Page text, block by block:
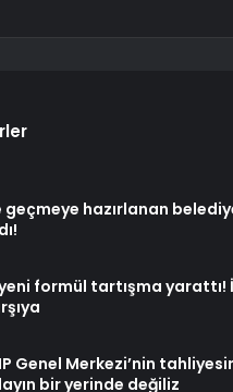
geçmeye hazırlanan
formül tartışma yarattı!
Genel Merkezi’nin
bir yerinde değiliz